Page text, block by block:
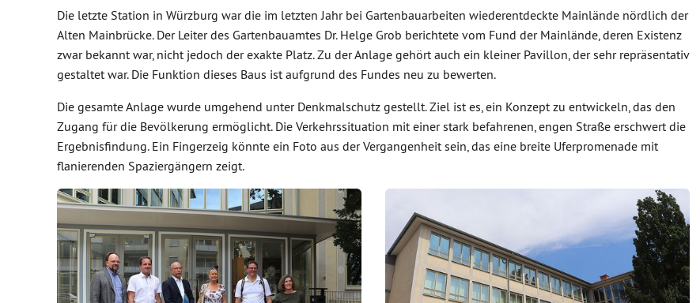
Die letzte Station in Würzburg war die im letzten Jahr bei Gartenbauarbeiten wiederentdeckte Mainlände nördlich der
Alten Mainbrücke. Der Leiter des Gartenbauamtes Dr. Helge Grob berichtete vom Fund der Mainlände, deren Existenz
zwar bekannt war, nicht jedoch der exakte Platz. Zu der Anlage gehört auch ein kleiner Pavillon, der sehr repräsentativ
gestaltet war. Die Funktion dieses Baus ist aufgrund des Fundes neu zu bewerten.
Die gesamte Anlage wurde umgehend unter Denkmalschutz gestellt. Ziel ist es, ein Konzept zu entwickeln, das den
Zugang für die Bevölkerung ermöglicht. Die Verkehrssituation mit einer stark befahrenen, engen Straße erschwert die
Ergebnisfindung. Ein Fingerzeig könnte ein Foto aus der Vergangenheit sein, das eine breite Uferpromenade mit
flanierenden Spaziergängern zeigt.